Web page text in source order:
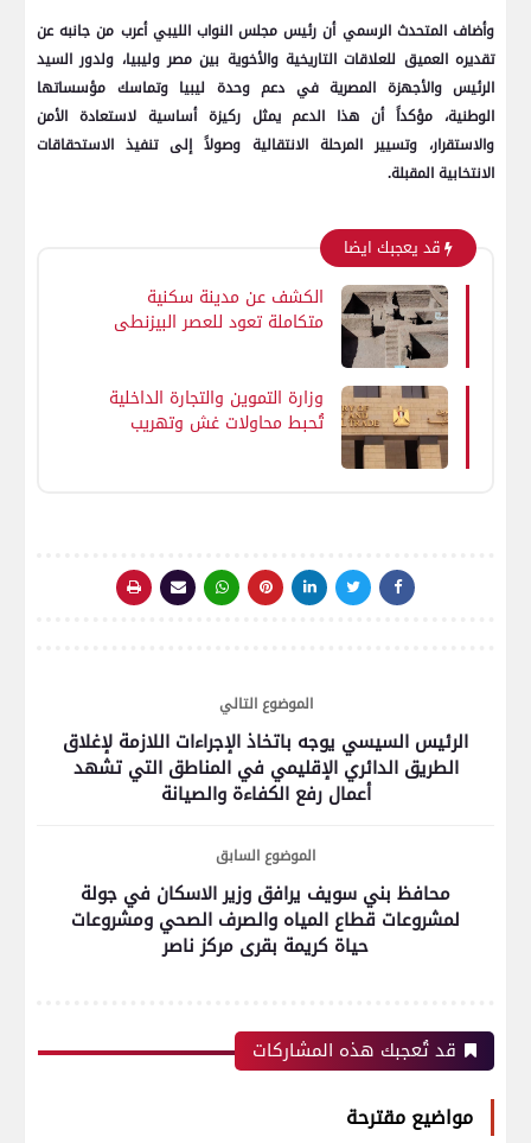
وأضاف المتحدث الرسمي أن رئيس مجلس النواب الليبي أعرب من جانبه عن
تقديره العميق للعلاقات التاريخية والأخوية بين مصر وليبيا، ولدور السيد
الرئيس والأجهزة المصرية في دعم وحدة ليبيا وتماسك مؤسساتها
الوطنية، مؤكداً أن هذا الدعم يمثل ركيزة أساسية لاستعادة الأمن
والاستقرار، وتسيير المرحلة الانتقالية وصولاً إلى تنفيذ الاستحقاقات
الانتخابية المقبلة.
قد يعجبك ايضا
الكشف عن مدينة سكنية
متكاملة تعود للعصر البيزنطي
وزارة التموين والتجارة الداخلية
تُحبط محاولات غش وتهريب
الموضوع التالي
الرئيس السيسي يوجه باتخاذ الإجراءات اللازمة لإغلاق
الطريق الدائري الإقليمي في المناطق التي تشهد
أعمال رفع الكفاءة والصيانة
الموضوع السابق
محافظ بني سويف يرافق وزير الاسكان في جولة
لمشروعات قطاع المياه والصرف الصحي ومشروعات
حياة كريمة بقرى مركز ناصر
قد تُعجبك هذه المشاركات
مواضيع مقترحة